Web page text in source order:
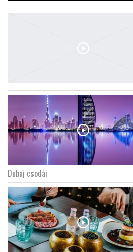
Dubaj csodái